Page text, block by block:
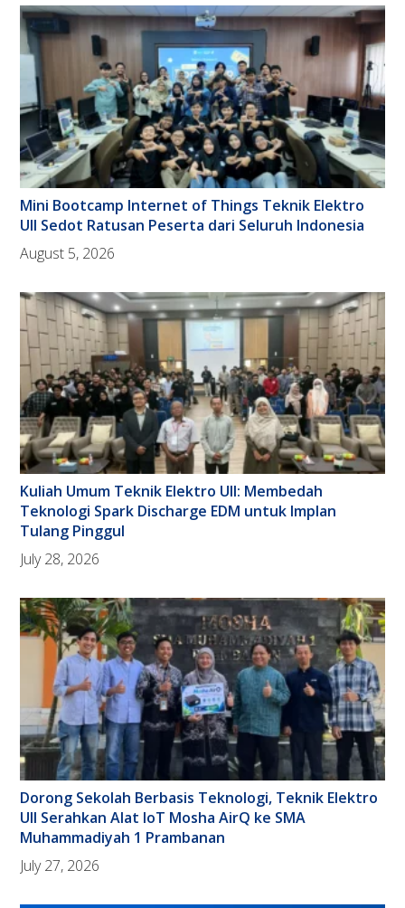
Mini Bootcamp Internet of Things Teknik Elektro
UII Sedot Ratusan Peserta dari Seluruh Indonesia
August 5, 2026
Kuliah Umum Teknik Elektro UII: Membedah
Teknologi Spark Discharge EDM untuk Implan
Tulang Pinggul
July 28, 2026
Dorong Sekolah Berbasis Teknologi, Teknik Elektro
UII Serahkan Alat IoT Mosha AirQ ke SMA
Muhammadiyah 1 Prambanan
July 27, 2026